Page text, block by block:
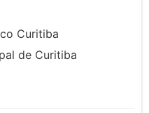
Curitiba
de Curitiba